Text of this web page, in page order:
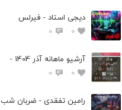
دیجی استاد - فیرلس
0
0
آرشیو ماهانه آذر 1404 -
0
0
رامین تفقدی - ضربان شب